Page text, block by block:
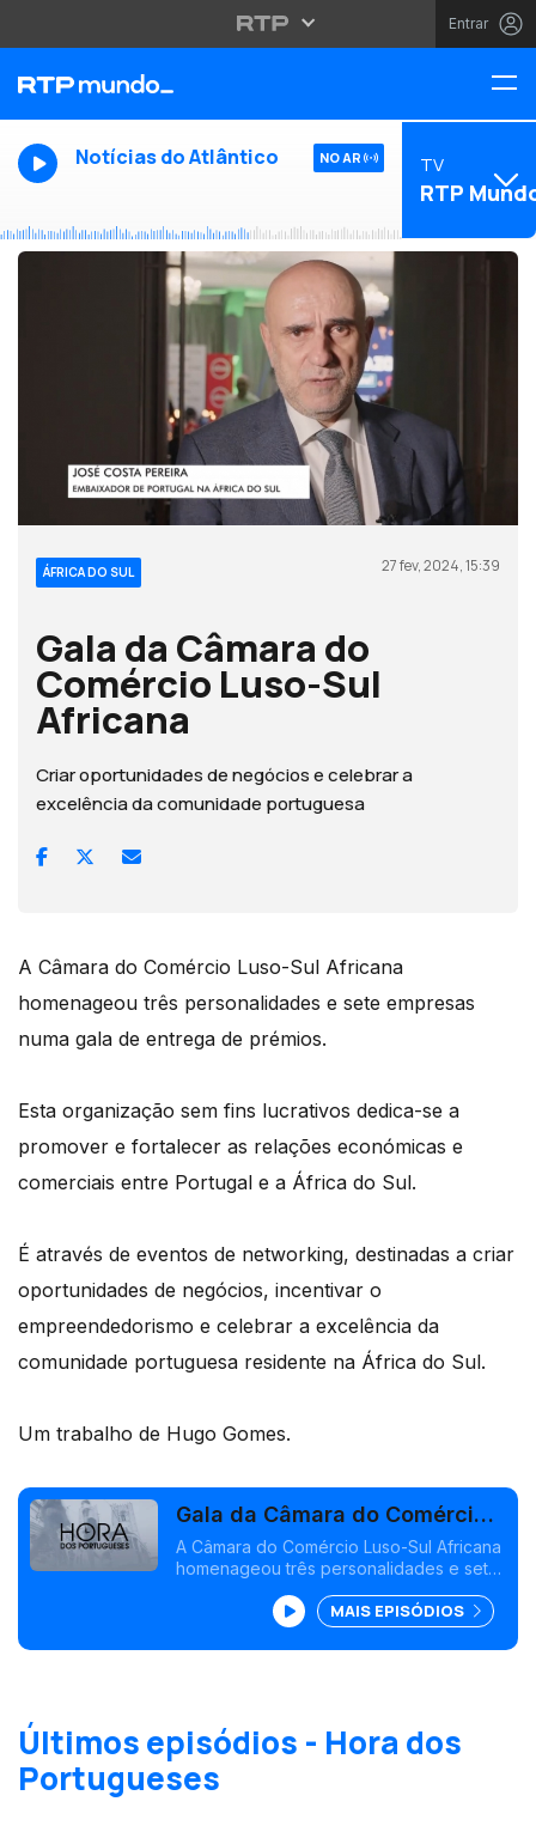
Entrar
Notícias do Atlântico NO AR TV
RTP
ÁFRICA DO SUL 27 fev, 2024, 15:39
Gala da Câmara do
Comércio Luso-Sul
Africana
Criar oportunidades de negócios e celebrar a
excelência da comunidade portuguesa
A Câmara do Comércio Luso-Sul Africana
homenageou três personalidades e sete empresas
numa gala de entrega de prémios.
Esta organização sem fins lucrativos dedica-se a
promover e fortalecer as relações económicas e
comerciais entre Portugal e a África do Sul.
É através de eventos de networking, destinadas a criar
oportunidades de negócios, incentivar o
empreendedorismo e celebrar a excelência da
comunidade portuguesa residente na África do Sul.
Um trabalho de Hugo Gomes.
Gala da Câmara do Comércio
Luso-Sul Africana
A Câmara do Comércio Luso-Sul Africana
homenageou três personalidades e sete
MAIS EPISÓDIOS
Últimos episódios - Hora dos
Portugueses